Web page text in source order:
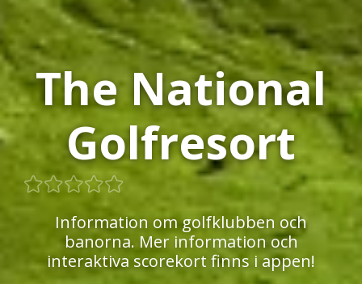
The National
Golfresort
Information om golfklubben och
banorna. Mer information och
interaktiva scorekort finns i appen!